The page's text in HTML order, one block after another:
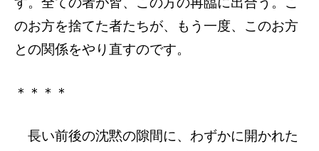
のお方を捨てた者たちが、もう一度、このお方
との関係をやり直すのです。
＊＊＊＊
長い前後の沈黙の隙間に、わずかに開かれた